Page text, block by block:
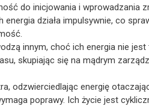
do inicjowania i wprowadzania
działa impulsywnie, co
innym, choć ich energia nie
skupiając się na mądrym
odzwierciedlając energię
poprawy. Ich życie jest